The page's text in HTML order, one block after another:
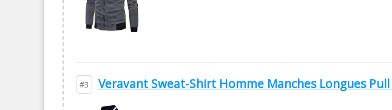
#3 Veravant Sweat-Shirt Homme Manches Longues